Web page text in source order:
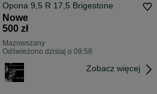
Opona 9,5 R 17,5 Brigestone
Nowe
500 zł
Mazowszany
Odświeżono dzisiaj o 09:58
Zobacz więcej